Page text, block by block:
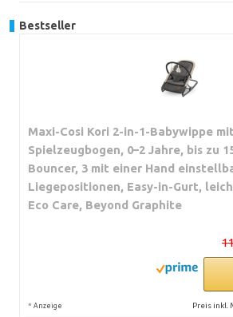
Bestseller
Maxi-Cosi Kori 2-in-1-Babywippe mit
Spielzeugbogen, 0–2 Jahre, bis zu
Bouncer, 3 mit einer Hand
Liegepositionen, Easy-in-Gurt,
Eco Care, Beyond Graphite
* Anzeige Preis inkl.